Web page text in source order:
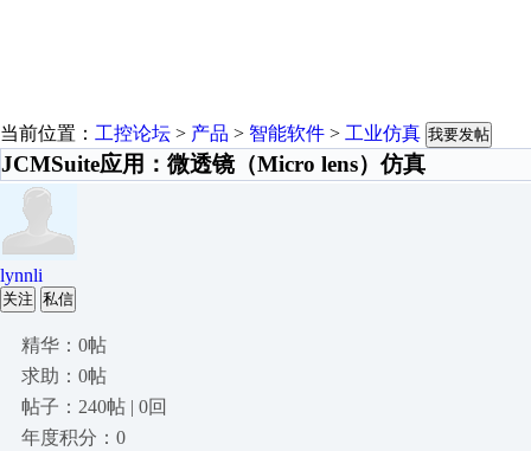
当前位置： 工控论坛 > 产品 > 智能软件 > 工业仿真 我要发帖
JCMSuite应用：微透镜（Micro lens）仿真
lynnli
关注 私信
精华：0帖
求助：0帖
帖子：240帖 | 0回
年度积分：0